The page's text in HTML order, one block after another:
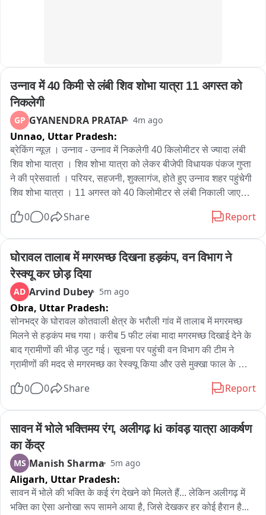
उन्नाव में 40 किमी से लंबी शिव शोभा यात्रा 11 अगस्त को
निकलेगी
GP GYANENDRA PRATAP 4m ago
Unnao, Uttar Pradesh:
ब्रेकिंग न्यूज़ । उन्नाव - उन्नाव में निकलेगी 40 किलोमीटर से ज्यादा लंबी
शिव शोभा यात्रा । शिव शोभा यात्रा को लेकर बीजेपी विधायक पंकज गुप्ता
ने की प्रेसवार्ता । परियर, सहजनी, शुक्लागंज, होते हुए उन्नाव शहर पहुंचेगी
शिव शोभा यात्रा । 11 अगस्त को 40 किलोमीटर से लंबी निकाली जाएगी
उन्नाव की अब तक की सबसे लंबी शोभा यात्रा निकाली जाएगी ।
0 0 Share Report
घोरावल तालाब में मगरमच्छ दिखना हड़कंप, वन विभाग ने
रेस्क्यू कर छोड़ दिया
AD Arvind Dubey 5m ago
Obra, Uttar Pradesh:
सोनभद्र के घोरावल कोतवाली क्षेत्र के भरौली गांव में तालाब में मगरमच्छ
मिलने से हड़कंप मच गया। करीब 5 फीट लंबा मादा मगरमच्छ दिखाई देने के
बाद ग्रामीणों की भीड़ जुट गई। सूचना पर पहुंची वन विभाग की टीम ने
ग्रामीणों की मदद से मगरमच्छ का रेस्क्यू किया और उसे मुक्खा फाल के
विद्यालय के पास स्थित तालाब में मगरमच्छ दिखाई दिया। तालाब में मत्स्य
क्षेत्राधिकारी ज्ञानेश कुमार के निर्देश पर टीम मौके पर पहुंची और रस्सी व
बांस के सहारे ग्रामीणों की मदद से करीब एक घंटे की मशक्कत के बाद
मगरमच्छ को सुरक्षित पकड़ लिया। वन विभाग के मुताबिक पकड़ा गया
मगरमच्छ करीब 5 फीट लंबा मादा मगरमच्छ है, जिसे मुक्खा फाल के जलाशय
में सुरक्षित छोड़ दिया गया। वन विभाग ने ग्रामीणों से कहीं भी मगरमच्छ
दिखाई देने पर तत्काल सूचना देने की अपील की है। मामला घोरावल
कोतवाली क्षेत्र के भरौली गांव का है।
0 0 Share Report
सावन में भोले भक्तिमय रंग, अलीगढ़ ki कांवड़ यात्रा आकर्षण
का केंद्र
MS Manish Sharma 5m ago
Aligarh, Uttar Pradesh:
सावन में भोले की भक्ति के कई रंग देखने को मिलते हैं... लेकिन अलीगढ़ में
भक्ति का ऐसा अनोखा रूप सामने आया है, जिसे देखकर हर कोई हैरान है...